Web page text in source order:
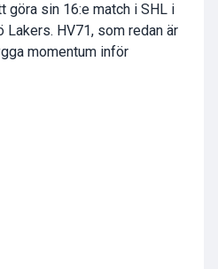
göra sin 16:e match i SHL i
Lakers. HV71, som redan är
momentum inför